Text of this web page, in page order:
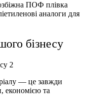
ПОФ плівка
аналоги для
бізнесу
— це завжди
економією та